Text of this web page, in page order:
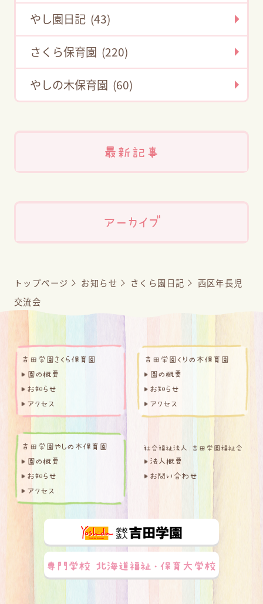
やし園日記 (43)
さくら保育園 (220)
やしの木保育園 (60)
最新記事
アーカイブ
トップページ お知らせ さくら園日記
西区年長児
交流会
吉田学園さくら保育園
園の概要
お知らせ
アクセス
吉田学園くりの木保育園
園の概要
お知らせ
アクセス
吉田学園やしの木保育園
園の概要
お知らせ
アクセス
法人概要
お問い合わせ